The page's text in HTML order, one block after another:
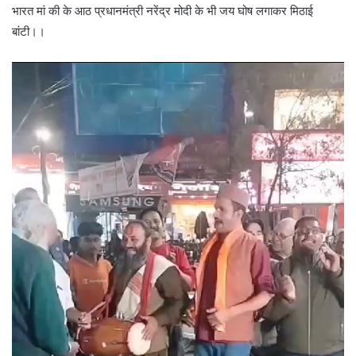
भारत मां की के आठ प्रधानमंत्री नरेंद्र मोदी के भी जय घोष लगाकर मिठाई
बांटी।।